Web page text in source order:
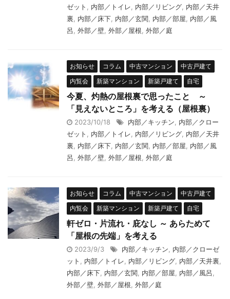
ゼット
内部／トイレ 内部／リビング 内部／天井
裏
内部／床下 内部／玄関 内部／部屋
内部／風
呂
外部／壁 外部／屋根 外部／庭
お知らせ コラム 中古マンション
中古戸建て
内覧会
新築マンション 新築戸建て 自宅
今夏、灼熱の屋根裏で思ったこと ～
「見えないところ」を考える（屋根裏）
2023/10/18 内部／キッチン
内部／クロー
ゼット
内部／トイレ 内部／リビング 内部／天井
裏
内部／床下 内部／玄関 内部／部屋
内部／風
呂
外部／壁 外部／屋根 外部／庭
お知らせ コラム 中古マンション
中古戸建て
内覧会
新築マンション 新築戸建て 自宅
軒ゼロ・片流れ・庇なし ～ あらためて
「屋根の先端」を考える
2023/9/3 内部／キッチン
内部／クローゼ
ット
内部／トイレ 内部／リビング 内部／天井裏
内部／床下 内部／玄関 内部／部屋 内部／風呂
外部／壁 外部／屋根 外部／庭